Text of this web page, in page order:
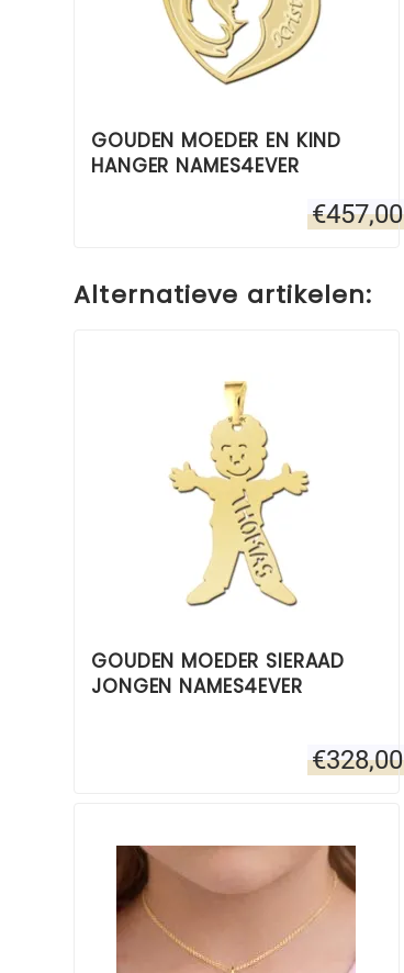
GOUDEN MOEDER EN KIND
HANGER NAMES4EVER
€457,00
Alternatieve artikelen:
GOUDEN MOEDER SIERAAD
JONGEN NAMES4EVER
€328,00